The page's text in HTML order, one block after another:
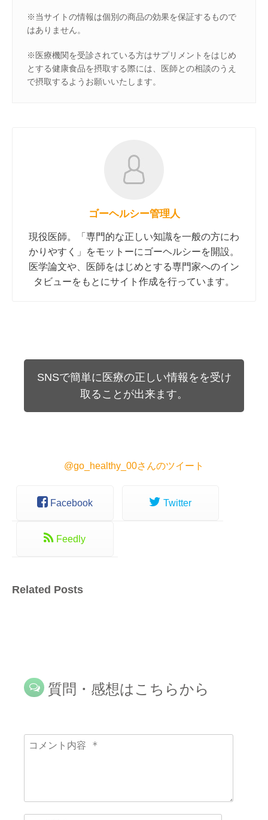
※当サイトの情報は個別の商品の効果を保証するもので
はありません。
※医療機関を受診されている方はサプリメントをはじめ
とする健康食品を摂取する際には、医師との相談のうえ
で摂取するようお願いいたします。
ゴーヘルシー管理人
現役医師。「専門的な正しい知識を一般の方にわ
かりやすく」をモットーにゴーヘルシーを開設。
医学論文や、医師をはじめとする専門家へのイン
タビューをもとにサイト作成を行っています。
SNSで簡単に医療の正しい情報をを受け
取ることが出来ます。
@go_healthy_00さんのツイート
Facebook Twitter
Feedly
Related Posts
質問・感想はこちらから